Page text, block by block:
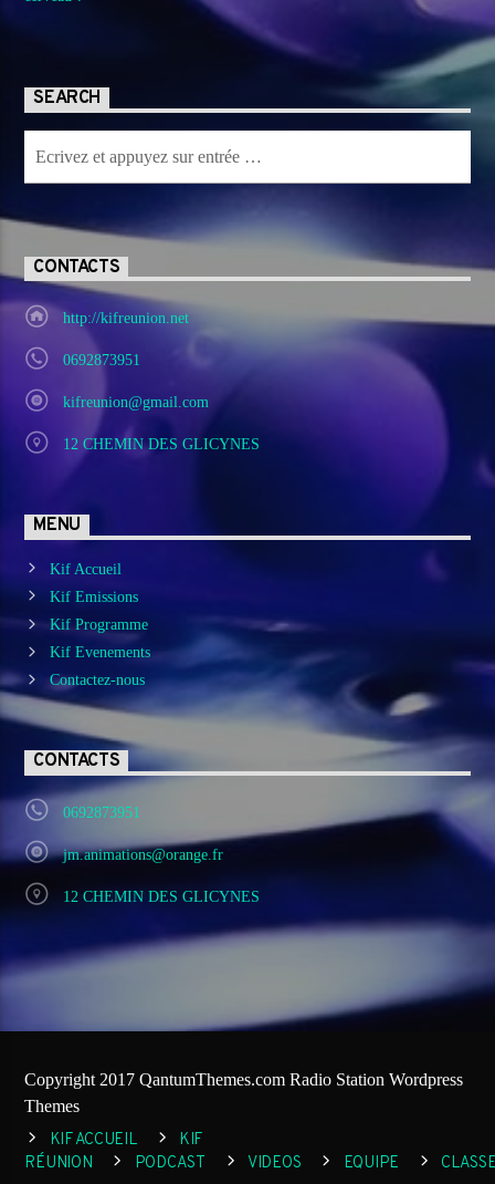
SEARCH
CONTACTS
http://kifreunion.net
0692873951
kifreunion@gmail.com
12 CHEMIN DES GLICYNES
MENU
Kif Accueil
Kif Emissions
Kif Programme
Kif Evenements
Contactez-nous
CONTACTS
0692873951
jm.animations@orange.fr
12 CHEMIN DES GLICYNES
Copyright 2017 QantumThemes.com Radio Station Wordpress
Themes
KIF ACCUEIL
KIF
RÉUNION
PODCAST VIDEOS EQUIPE